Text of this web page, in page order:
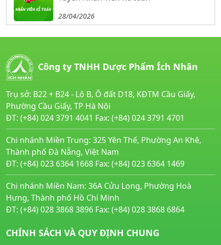
28/04/2026
Công ty TNHH Dược Phẩm Ích Nhân
Trụ sở: B22 + B24 - Lô B, Ô đất D18, KĐTM Cầu Giấy,
Phường Cầu Giấy, TP Hà Nội
ĐT: (+84) 024 3791 4041 Fax: (+84) 024 3791 4701
Chi nhánh Miền Trung: 325 Yên Thế, Phường An Khê,
Thành phố Đà Nẵng, Việt Nam
ĐT: (+84) 023 6364 1668 Fax: (+84) 023 6364 1469
Chi nhánh Miền Nam: 36A Cửu Long, Phường Hoà
Hưng, Thành phố Hồ Chí Minh
ĐT: (+84) 028 3868 3896 Fax: (+84) 028 3868 6864
CHÍNH SÁCH VÀ QUY ĐỊNH CHUNG